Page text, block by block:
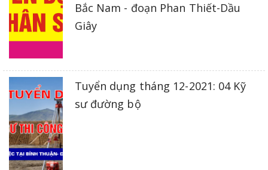
Bắc Nam - đoạn Phan Thiết-Dầu
Giây
Tuyển dụng tháng 12-2021: 04 Kỹ
sư đường bộ